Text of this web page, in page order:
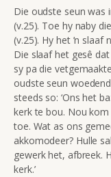
Die oudste seun was
(v.25). Toe hy naby
(v.25). Hy het ’n
Die slaaf het gesê
sy pa die
oudste seun
steeds so: ‘Ons het
kerk te bou. Nou
toe. Wat as ons
akkomodeer? Hulle
gewerk het, afbreek.
kerk.’